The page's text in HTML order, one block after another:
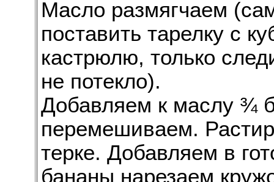
Масло размягчаем
поставить тарелку с
кастрюлю, только
не потекло).
Добавляем к маслу ¾
перемешиваем.
терке. Добавляем в
бананы нарезаем